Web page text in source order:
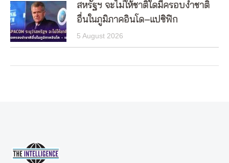
สหรัฐฯ จะไม่ให้ชาติใดมีครอบงำชาติ
อื่นในภูมิภาคอินโด–แปซิฟิก
5 August 2026